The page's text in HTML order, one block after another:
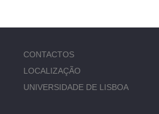
CONTACTOS
LOCALIZAÇÃO
UNIVERSIDADE DE LISBOA